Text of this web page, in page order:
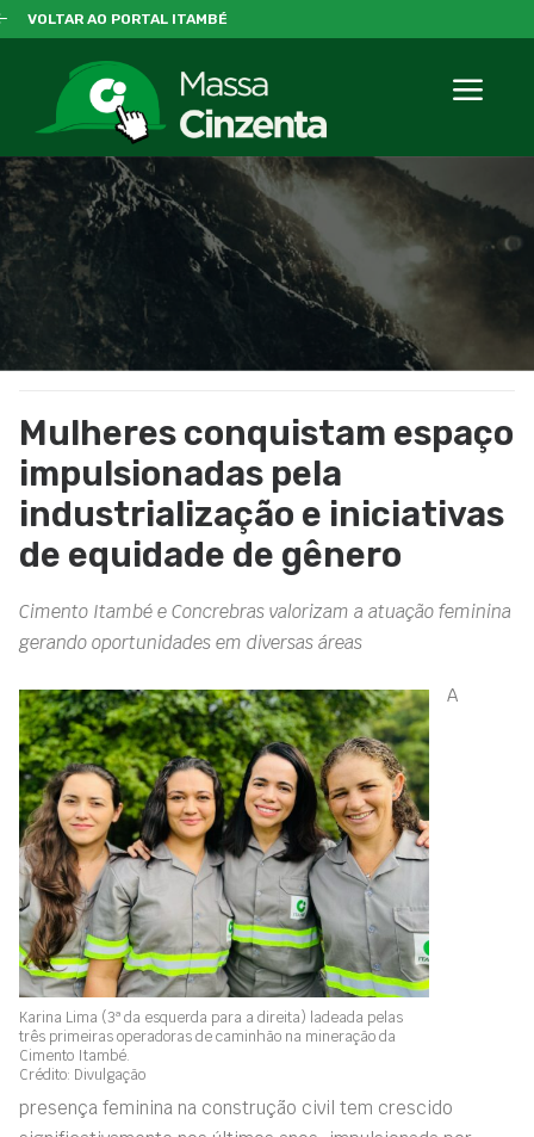
VOLTAR AO PORTAL ITAMBÉ
Mulheres conquistam espaço
impulsionadas pela
industrialização e iniciativas
de equidade de gênero
Cimento Itambé e Concrebras valorizam a atuação feminina
gerando oportunidades em diversas áreas
Karina Lima (3ª da esquerda para a direita) ladeada pelas
três primeiras operadoras de caminhão na mineração da
Cimento Itambé.
Crédito: Divulgação
A
presença feminina na construção civil tem crescido